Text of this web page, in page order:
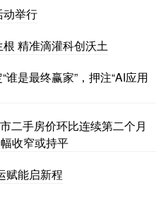
动举行
精准滴灌科创沃土
是最终赢家”，押注“AI应用
二手房价环比连续第二个月
收窄或持平
赋能启新程